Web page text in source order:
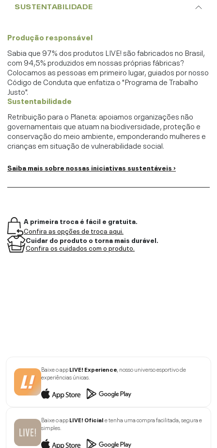
SUSTENTABILIDADE
Produção responsável
Sabia que 97% dos produtos LIVE! são fabricados no Brasil,
com 94,5% produzidos em nossas próprias fábricas?
Colocamos as pessoas em primeiro lugar, guiados por nosso
Código de Conduta que enfatiza o "Programa de Trabalho
Justo".
Sustentabilidade
Retribuição para o Planeta: apoiamos organizações não
governamentais que atuam na biodiversidade, proteção e
conservação do meio ambiente, emponderando mulheres e
crianças em situação de vulnerabilidade social.
Saiba mais sobre nossas iniciativas sustentáveis ›
A primeira troca é fácil e gratuita.
Confira as opções de troca aqui.
Cuidar do produto o torna mais durável.
Confira os cuidados com o produto.
Baixe o appLIVE! Experience , nosso universo esportivo de
experiências únicas.
Baixe o appLIVE! Oficiale tenha uma compra facilitada, segura e
simples.